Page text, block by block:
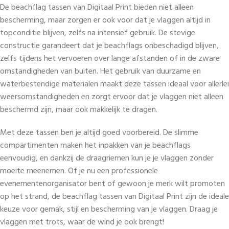
De beachflag tassen van Digitaal Print bieden niet alleen
bescherming, maar zorgen er ook voor dat je vlaggen altijd in
topconditie blijven, zelfs na intensief gebruik. De stevige
constructie garandeert dat je beachflags onbeschadigd blijven,
zelfs tijdens het vervoeren over lange afstanden of in de zware
omstandigheden van buiten. Het gebruik van duurzame en
waterbestendige materialen maakt deze tassen ideaal voor allerlei
weersomstandigheden en zorgt ervoor dat je vlaggen niet alleen
beschermd zijn, maar ook makkelijk te dragen.
Met deze tassen ben je altijd goed voorbereid. De slimme
compartimenten maken het inpakken van je beachflags
eenvoudig, en dankzij de draagriemen kun je je vlaggen zonder
moeite meenemen. Of je nu een professionele
evenementenorganisator bent of gewoon je merk wilt promoten
op het strand, de beachflag tassen van Digitaal Print zijn de ideale
keuze voor gemak, stijl en bescherming van je vlaggen. Draag je
vlaggen met trots, waar de wind je ook brengt!